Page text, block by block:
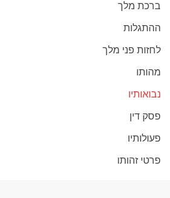
ברכת מלך
ההתגלות
לחזות פני מלך
מהותו
נבואותיו
פסק דין
פעולותיו
פרטי זהותו